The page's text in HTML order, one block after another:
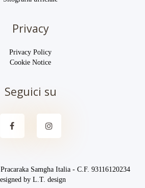
Privacy
Privacy Policy
Cookie Notice
Seguici su
Samgha Italia - C.F. 93116120234
byL.T. design